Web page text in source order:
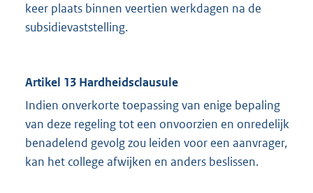
keer plaats binnen veertien werkdagen na de
subsidievaststelling.
Artikel 13 Hardheidsclausule
Indien onverkorte toepassing van enige bepaling
van deze regeling tot een onvoorzien en onredelijk
benadelend gevolg zou leiden voor een aanvrager,
kan het college afwijken en anders beslissen.